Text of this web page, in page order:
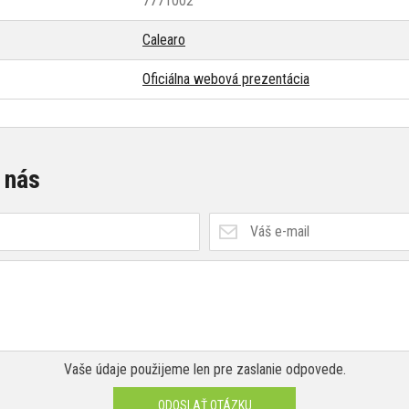
Calearo
Oficiálna webová prezentácia
Vaše údaje použijeme len pre zaslanie odpovede.
ODOSLAŤ OTÁZKU